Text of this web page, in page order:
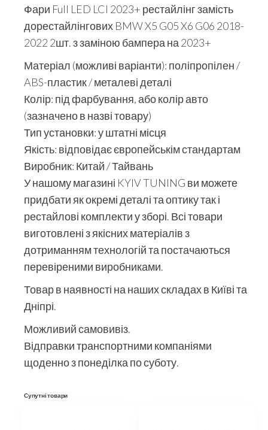
Фари Full LED LCI 2023+ рестайлінг замість
дорестайлінгових BMW X5 G05 X6 G06 2018-
2022 2шт. з заміною бампера на 2023+
Матеріал (можливі варіанти): поліпропілен /
ABS-пластик / металеві деталі
Колір: під фарбування, або колір авто
(зазначено в назві товару)
Тип установки: у штатні місця
Якість: відповідає європейськім стандартам
Виробник: Китай / Тайвань
У нашому магазині KYIV TUNING ви можете
придбати як окремі деталі та оптику так і
рестайлові комплекти у зборі. Всі товари
виготовлені з якісних матеріалів з
дотриманням технологій та постачаються
перевіреними виробниками.
Товар в наявності на наших складах в Київі та
Дніпрі.
Можливий самовивіз.
Відправки транспортними компаніями
щоденно з понеділка по суботу.
Супутні товари